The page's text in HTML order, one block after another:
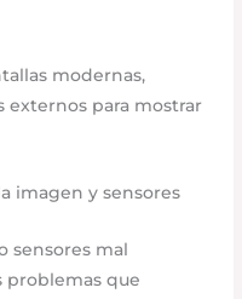
modernas,
externos para mostrar
imagen y sensores
sensores mal
problemas que